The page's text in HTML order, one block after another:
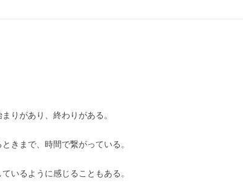
りがあり、終わりがある。
きまで、時間で繋がっている。
いるように感じることもある。